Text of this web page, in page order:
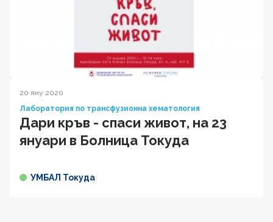
20 яну 2020
Лаборатория по трансфузионна хематология
Дари кръв - спаси живот, на 23
януари в Болница Токуда
УМБАЛ Токуда